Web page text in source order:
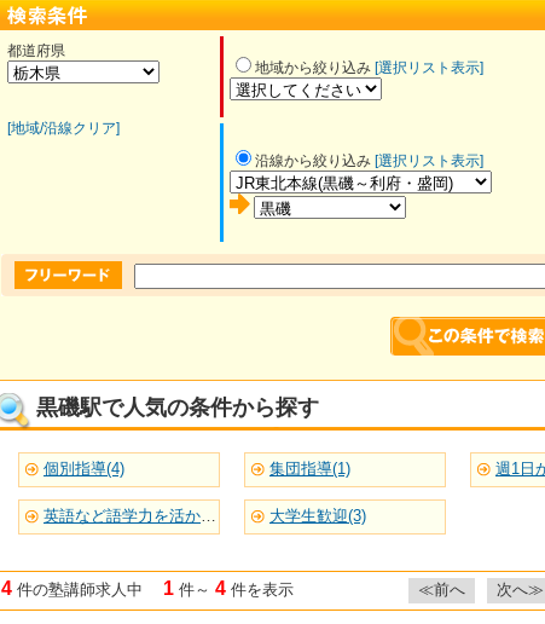
都道府県
[地域/沿線クリア]
地域から絞り込み [選択リスト表示]
沿線から絞り込み [選択リスト表示]
黒磯駅で人気の条件から探す
個別指導(4) 集団指導(1) 週1日
英語など語学力を活かせる(2) 大学生歓迎(3)
4 件の塾講師求人中 1 件～ 4 件を表示 ≪前へ 次へ≫